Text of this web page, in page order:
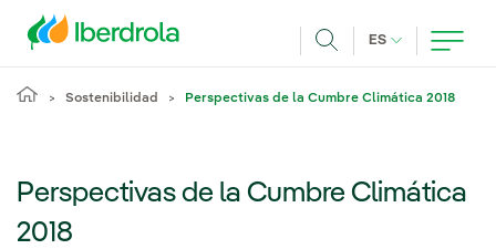
ES IDIOMA
Sostenibilidad Perspectivas de la Cumbre Climática 2018
Perspectivas de la Cumbre Climática
2018